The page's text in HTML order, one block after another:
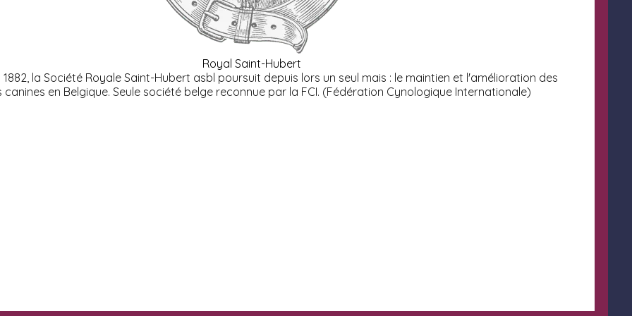
Royal Saint-Hubert
1882, la Société Royale Saint-Hubert asbl poursuit depuis lors un seul mais : le maintien et l'amélioration des
canines en Belgique. Seule société belge reconnue par la FCI. (Fédération Cynologique Internationale)